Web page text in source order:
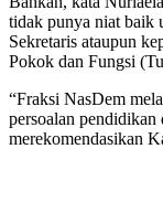
tidak punya niat baik
Sekretaris ataupun
Pokok dan Fungsi
“Fraksi NasDem
persoalan
merekomendasikan